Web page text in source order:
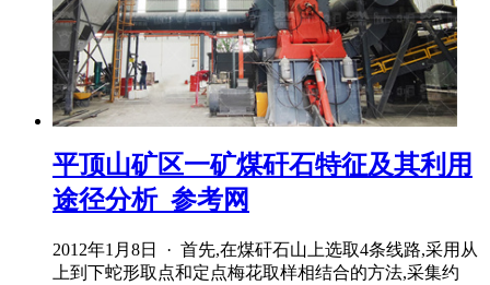
平顶山矿区一矿煤矸石特征及其利用
途径分析_参考网
2012年1月8日 · 首先,在煤矸石山上选取4条线路,采用从
上到下蛇形取点和定点梅花取样相结合的方法,采集约